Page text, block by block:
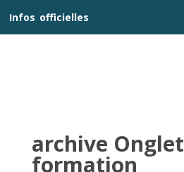
Infos officielles
archive Onglet
formation